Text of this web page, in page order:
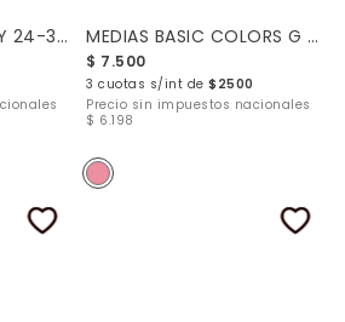
MEDIAS 3/4 TIFFANY 24-34 MEDIAS BASIC COLORS G 4-10
$ 7.500
3 cuotas s/int de $2500
Precio sin impuestos nacionales
$ 6.198